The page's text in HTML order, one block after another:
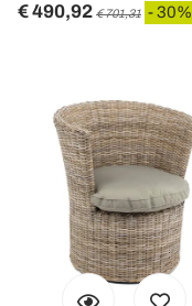
€ 490,92 € 701,31 - 30%